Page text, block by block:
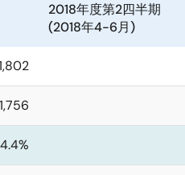
2018年度第2四半期
(2018年4-6月)
1,756